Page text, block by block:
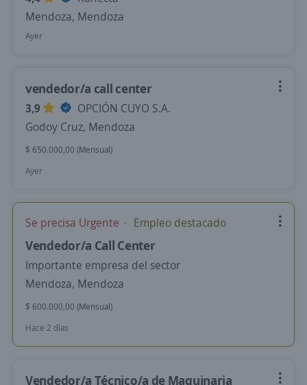
Mendoza, Mendoza
Ayer
vendedor/a call center
3,9
OPCIÓN CUYO S.A.
Godoy Cruz, Mendoza
$ 650.000,00 (Mensual)
Ayer
Se precisa Urgente Empleo destacado
Vendedor/a Call Center
Importante empresa del sector
Mendoza, Mendoza
$ 600.000,00 (Mensual)
Hace 2 días
Vendedor/a Técnico/a de Maquinaria